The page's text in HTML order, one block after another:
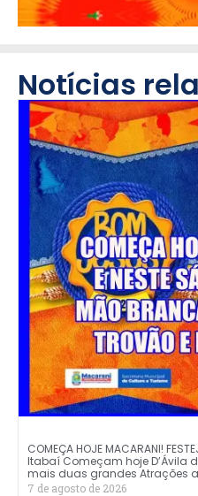
Notícias
COMEÇA HOJE MACARANI!
Itabaí Começam hoje D’Ávila
mais duas grandes Atrações
7 de agosto de 2026